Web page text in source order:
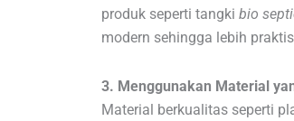
produk seperti tangki bio
modern sehingga lebih
3. Menggunakan Material
Material berkualitas seperti